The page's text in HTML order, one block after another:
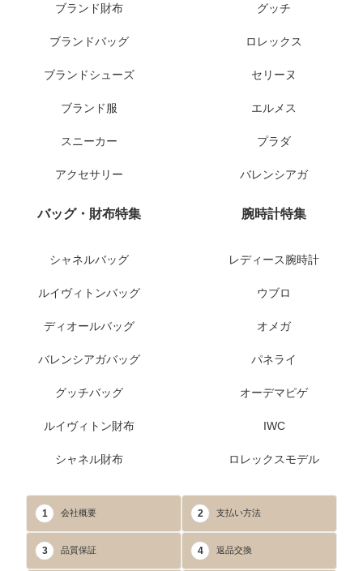
ブランド財布
ブランドバッグ
ブランドシューズ
ブランド服
スニーカー
アクセサリー
グッチ
ロレックス
セリーヌ
エルメス
プラダ
バレンシアガ
バッグ・財布特集
シャネルバッグ
ルイヴィトンバッグ
ディオールバッグ
バレンシアガバッグ
グッチバッグ
ルイヴィトン財布
シャネル財布
腕時計特集
レディース腕時計
ウブロ
オメガ
パネライ
オーデマピゲ
IWC
ロレックスモデル
1 会社概要 2 支払い方法
3 品質保証 4 返品交換